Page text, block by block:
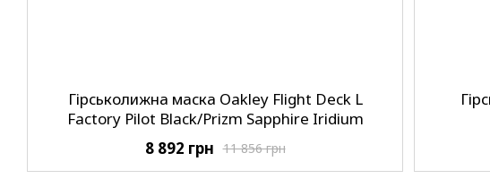
Гірськолижна маска Oakley Flight Deck L
Factory Pilot Black/Prizm Sapphire Iridium
11 856 грн
8 892 грн